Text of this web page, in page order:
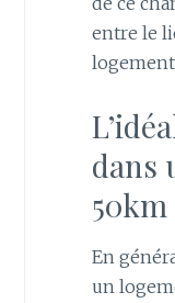
entre le
dans
En
un